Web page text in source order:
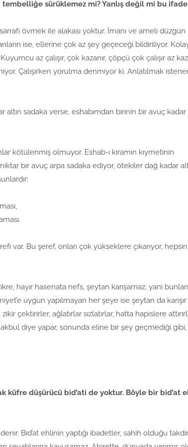
tembelliğe sürüklemez mi? Yanlış değil mi bu
övmek ile alakası yoktur. İmanı ve ameli düzgün
ise, ellerine çok az şey geçeceği bildiriliyor.
az çalışır, çok kazanır, çöpçü çok çalışır az
Çalışırken yorulma denmiyor ki. Anlatılmak
altın sadaka verse, eshabımdan birinin bir avuç kadar
kötülenmiş olmuyor. Eshab-ı kiramın kıymetinin
bir avuç arpa sadaka ediyor, ötekiler dağ kadar
var. Bu şeref, onları çok yükseklere çıkarıyor,
hayır hasenata nefs, şeytan karışamaz, yani bunları
uygun yapılmayan her şeye ise şeytan da
çektirirler, ağlatırlar sızlatırlar, hatta hapislere
diye yapar, sonunda eline bir şey geçmediği
küfre düşürücü bid’ati de yoktur. Böyle bir bid’at
Bid’at ehlinin yaptığı ibadetler, sahih olduğu